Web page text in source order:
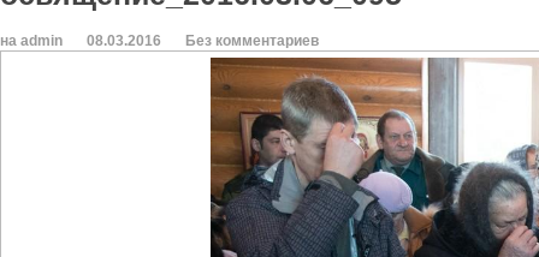
на admin 08.03.2016 Без комментариев